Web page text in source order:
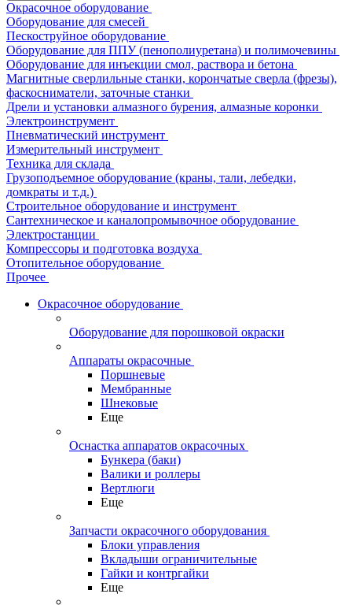
Окрасочное оборудование
Оборудование для смесей
Пескоструйное оборудование
Оборудование для ППУ (пенополиуретана) и полимочевины
Оборудование для инъекции смол, раствора и бетона
Магнитные сверлильные станки, корончатые сверла (фрезы),
фаскосниматели, заточные станки
Дрели и установки алмазного бурения, алмазные коронки
Электроинструмент
Пневматический инструмент
Измерительный инструмент
Техника для склада
Грузоподъемное оборудование (краны, тали, лебедки,
домкраты и т.д.)
Строительное оборудование и инструмент
Сантехническое и каналопромывочное оборудование
Электростанции
Компрессоры и подготовка воздуха
Отопительное оборудование
Прочее
Окрасочное оборудование
Оборудование для порошковой окраски
Аппараты окрасочные
Поршневые
Мембранные
Шнековые
Еще
Оснастка аппаратов окрасочных
Бункера (баки)
Валики и роллеры
Вертлюги
Еще
Запчасти окрасочного оборудования
Блоки управления
Вкладыши ограничительные
Гайки и контргайки
Еще